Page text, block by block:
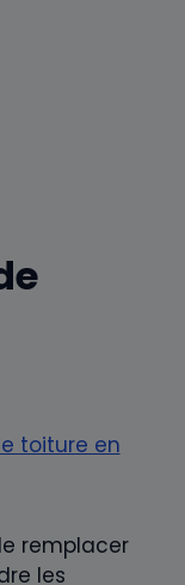
remplacer
les